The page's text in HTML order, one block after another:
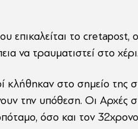
το cretapost, ο
να τραυματιστεί στο χέρι.
κλήθηκαν στο σημείο της
την υπόθεση. Οι
όσο και τον